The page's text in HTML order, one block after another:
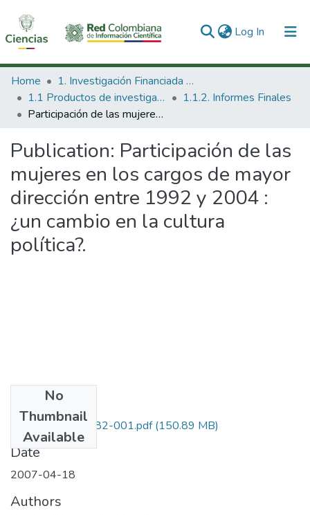
Log In (current)
Communities & Collections
All of DSpace
Home
1. Investigación Financiada con Recursos Públicos
1.1 Productos de investigación
1.1.2. Informes Finales
Participación de las mujeres en los cargos de mayor dirección entre 1992 y 2004 : ¿un cambio en la cultura política?.
Publication: Participación de las
mujeres en los cargos de mayor
dirección entre 1992 y 2004 :
¿un cambio en la cultura
política?.
No
Thumbnail
Available
1225-10-16582-001.pdf(150.89 MB)
Date
2007-04-18
Authors